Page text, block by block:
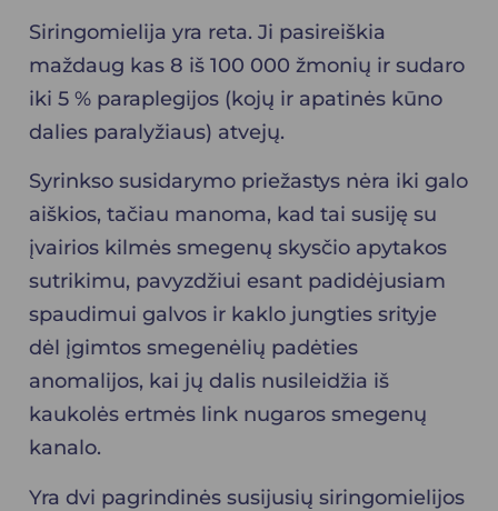
Siringomielija yra reta. Ji pasireiškia
maždaug kas 8 iš 100 000 žmonių ir sudaro
iki 5 % paraplegijos (kojų ir apatinės kūno
dalies paralyžiaus) atvejų.
Syrinkso susidarymo priežastys nėra iki galo
aiškios, tačiau manoma, kad tai susiję su
įvairios kilmės smegenų skysčio apytakos
sutrikimu, pavyzdžiui esant padidėjusiam
spaudimui galvos ir kaklo jungties srityje
dėl įgimtos smegenėlių padėties
anomalijos, kai jų dalis nusileidžia iš
kaukolės ertmės link nugaros smegenų
kanalo.
Yra dvi pagrindinės susijusių siringomielijos